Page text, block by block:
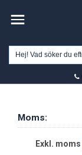
Moms:
Exkl. moms